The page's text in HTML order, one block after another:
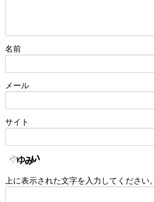
名前
メール
サイト
上に表示された文字を入力してください。